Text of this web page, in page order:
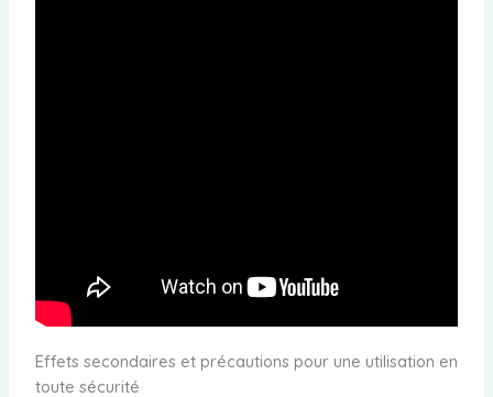
Effets secondaires et précautions pour une utilisation en
toute sécurité